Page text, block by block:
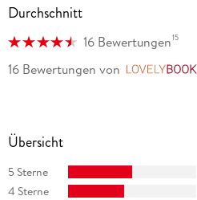
Durchschnitt
16 Bewertungen15
16 Bewertungen von
Übersicht
5 Sterne
4 Sterne